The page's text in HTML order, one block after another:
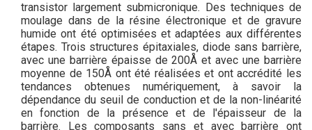
transistor largement submicronique. Des techniques de
moulage dans de la résine électronique et de gravure
humide ont été optimisées et adaptées aux différentes
étapes. Trois structures épitaxiales, diode sans barrière,
avec une barrière épaisse de 200Å et avec une barrière
moyenne de 150Å ont été réalisées et ont accrédité les
tendances obtenues numériquement, à savoir la
dépendance du seuil de conduction et de la non-linéarité
en fonction de la présence et de l'épaisseur de la
barrière. Les composants sans et avec barrière ont